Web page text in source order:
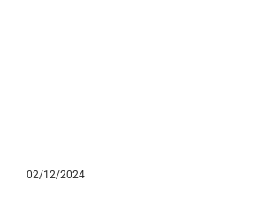
02/12/2024